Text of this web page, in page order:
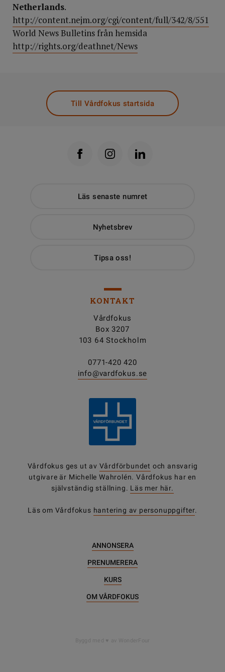
Netherlands.
http://content.nejm.org/cgi/content/full/342/8/551
World News Bulletins från hemsida
http://rights.org/deathnet/News
Till Vårdfokus startsida
Läs senaste numret
Nyhetsbrev
Tipsa oss!
KONTAKT
Vårdfokus
Box 3207
103 64 Stockholm
0771-420 420
info@vardfokus.se
Vårdfokus ges ut av Vårdförbundet och ansvarig
utgivare är Michelle Wahrolén. Vårdfokus har en
självständig ställning. Läs mer här.
Läs om Vårdfokus hantering av personuppgifter.
ANNONSERA
PRENUMERERA
KURS
OM VÅRDFOKUS
Byggd med av WonderFour